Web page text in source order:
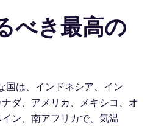
べき最高の
国は、インドネシア、イン
ダ、アメリカ、メキシコ、オ
ン、南アフリカで、気温